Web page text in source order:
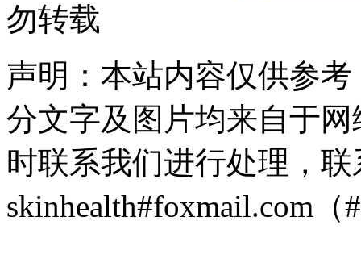
勿转载
声明：本站内容仅供参
分文字及图片均来自于
时联系我们进行处理，
skinhealth#foxmail.com（